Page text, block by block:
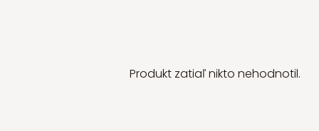
Produkt zatiaľ nikto nehodnotil.